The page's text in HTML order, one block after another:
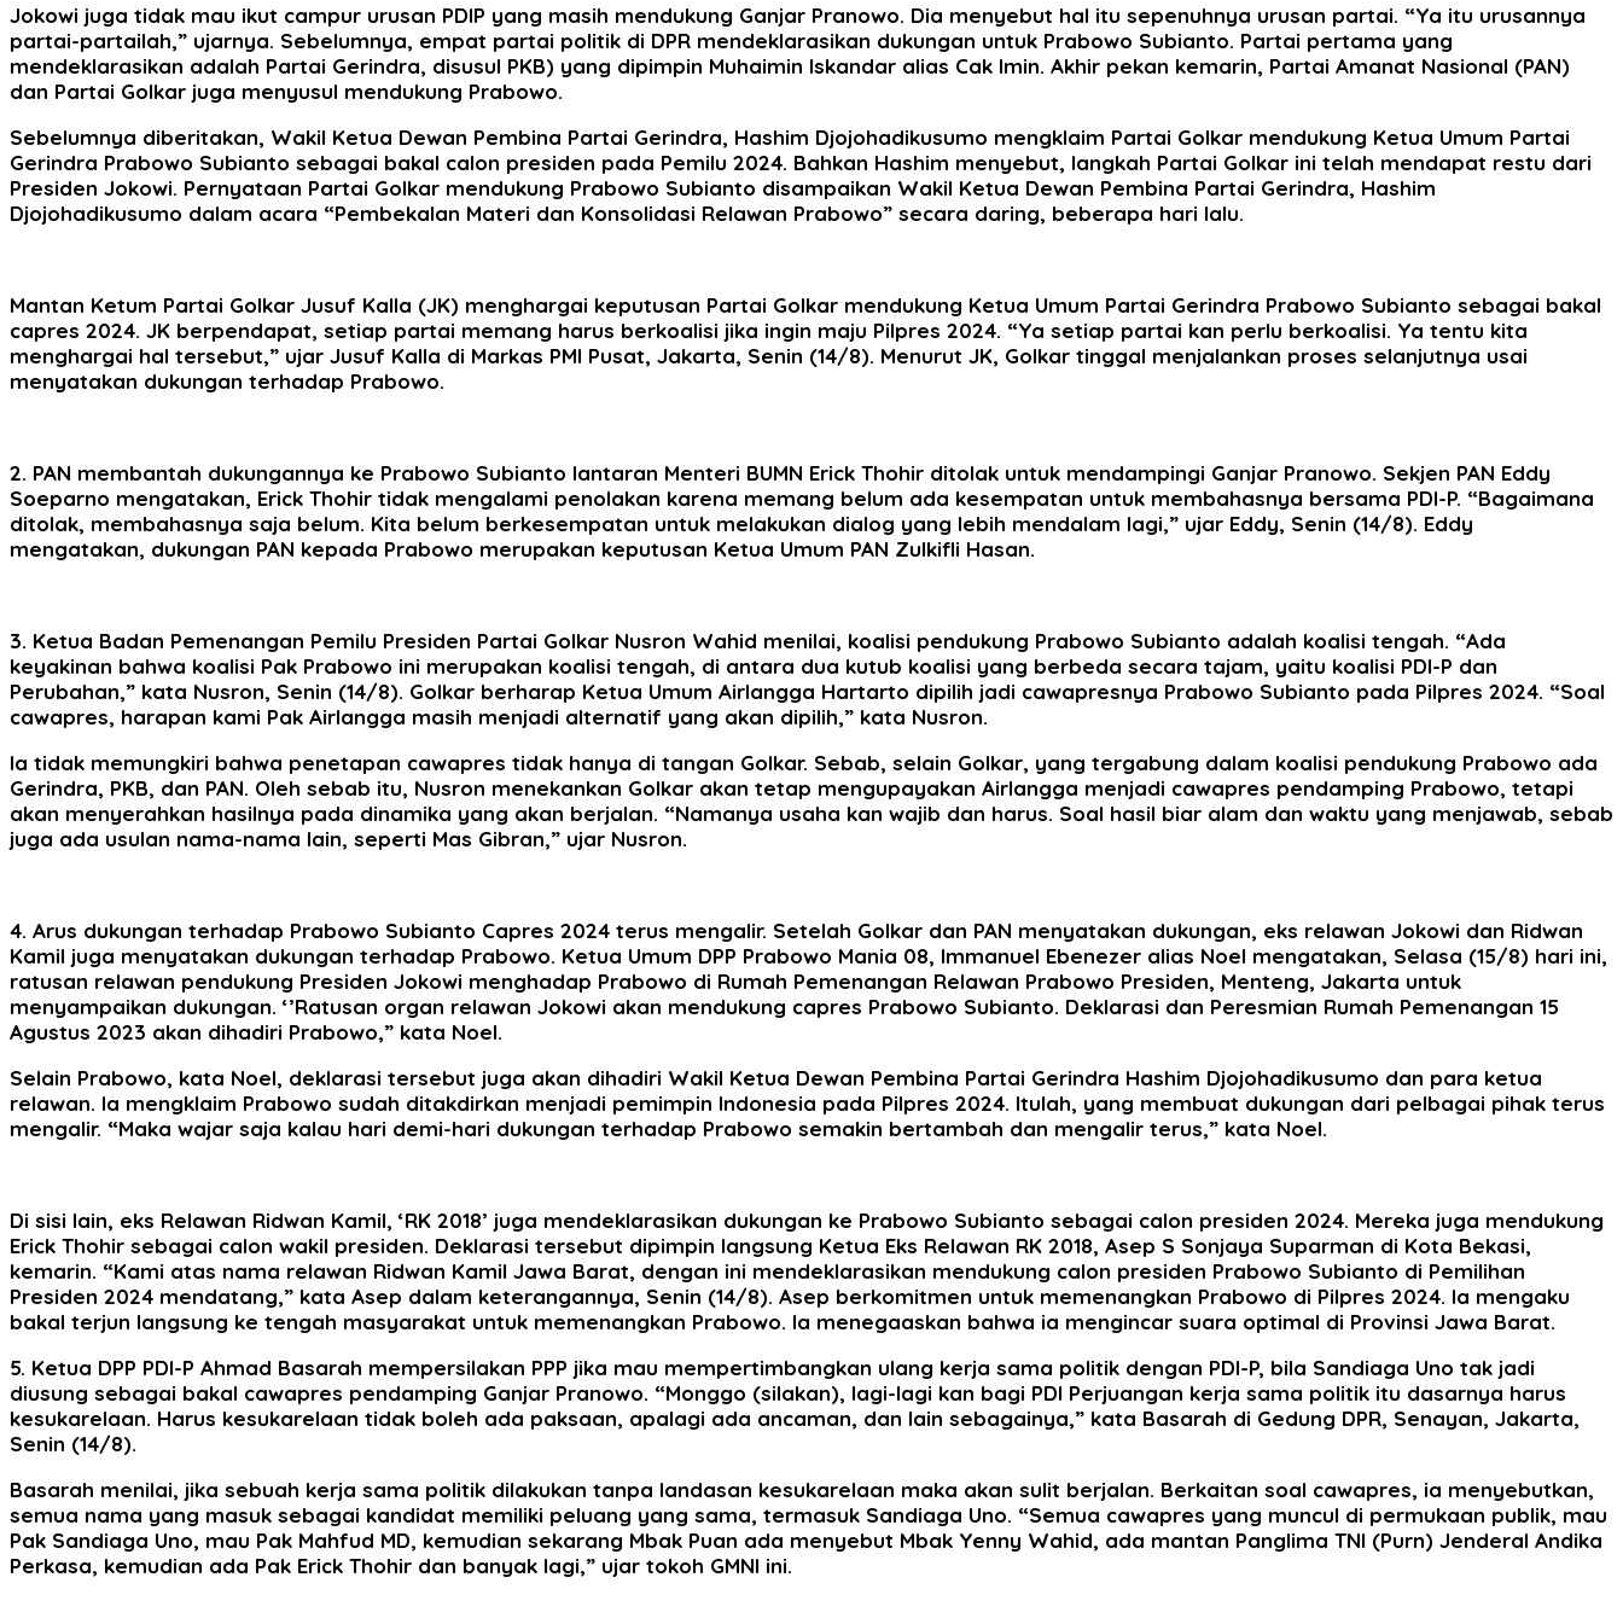
Jokowi juga tidak mau ikut campur urusan PDIP yang masih mendukung Ganjar Pranowo. Dia menyebut hal itu sepenuhnya urusan partai. “Ya itu urusannya
partai-partailah,” ujarnya. Sebelumnya, empat partai politik di DPR mendeklarasikan dukungan untuk Prabowo Subianto. Partai pertama yang
mendeklarasikan adalah Partai Gerindra, disusul PKB) yang dipimpin Muhaimin Iskandar alias Cak Imin. Akhir pekan kemarin, Partai Amanat Nasional (PAN)
dan Partai Golkar juga menyusul mendukung Prabowo.
Sebelumnya diberitakan, Wakil Ketua Dewan Pembina Partai Gerindra, Hashim Djojohadikusumo mengklaim Partai Golkar mendukung Ketua Umum Partai
Gerindra Prabowo Subianto sebagai bakal calon presiden pada Pemilu 2024. Bahkan Hashim menyebut, langkah Partai Golkar ini telah mendapat restu dari
Presiden Jokowi. Pernyataan Partai Golkar mendukung Prabowo Subianto disampaikan Wakil Ketua Dewan Pembina Partai Gerindra, Hashim
Djojohadikusumo dalam acara “Pembekalan Materi dan Konsolidasi Relawan Prabowo” secara daring, beberapa hari lalu.
Mantan Ketum Partai Golkar Jusuf Kalla (JK) menghargai keputusan Partai Golkar mendukung Ketua Umum Partai Gerindra Prabowo Subianto sebagai bakal
capres 2024. JK berpendapat, setiap partai memang harus berkoalisi jika ingin maju Pilpres 2024. “Ya setiap partai kan perlu berkoalisi. Ya tentu kita
menghargai hal tersebut,” ujar Jusuf Kalla di Markas PMI Pusat, Jakarta, Senin (14/8). Menurut JK, Golkar tinggal menjalankan proses selanjutnya usai
menyatakan dukungan terhadap Prabowo.
2. PAN membantah dukungannya ke Prabowo Subianto lantaran Menteri BUMN Erick Thohir ditolak untuk mendampingi Ganjar Pranowo. Sekjen PAN Eddy
Soeparno mengatakan, Erick Thohir tidak mengalami penolakan karena memang belum ada kesempatan untuk membahasnya bersama PDI-P. “Bagaimana
ditolak, membahasnya saja belum. Kita belum berkesempatan untuk melakukan dialog yang lebih mendalam lagi,” ujar Eddy, Senin (14/8). Eddy
mengatakan, dukungan PAN kepada Prabowo merupakan keputusan Ketua Umum PAN Zulkifli Hasan.
3. Ketua Badan Pemenangan Pemilu Presiden Partai Golkar Nusron Wahid menilai, koalisi pendukung Prabowo Subianto adalah koalisi tengah. “Ada
keyakinan bahwa koalisi Pak Prabowo ini merupakan koalisi tengah, di antara dua kutub koalisi yang berbeda secara tajam, yaitu koalisi PDI-P dan
Perubahan,” kata Nusron, Senin (14/8). Golkar berharap Ketua Umum Airlangga Hartarto dipilih jadi cawapresnya Prabowo Subianto pada Pilpres 2024. “Soal
cawapres, harapan kami Pak Airlangga masih menjadi alternatif yang akan dipilih,” kata Nusron.
Ia tidak memungkiri bahwa penetapan cawapres tidak hanya di tangan Golkar. Sebab, selain Golkar, yang tergabung dalam koalisi pendukung Prabowo ada
Gerindra, PKB, dan PAN. Oleh sebab itu, Nusron menekankan Golkar akan tetap mengupayakan Airlangga menjadi cawapres pendamping Prabowo, tetapi
akan menyerahkan hasilnya pada dinamika yang akan berjalan. “Namanya usaha kan wajib dan harus. Soal hasil biar alam dan waktu yang menjawab, sebab
juga ada usulan nama-nama lain, seperti Mas Gibran,” ujar Nusron.
4. Arus dukungan terhadap Prabowo Subianto Capres 2024 terus mengalir. Setelah Golkar dan PAN menyatakan dukungan, eks relawan Jokowi dan Ridwan
Kamil juga menyatakan dukungan terhadap Prabowo. Ketua Umum DPP Prabowo Mania 08, Immanuel Ebenezer alias Noel mengatakan, Selasa (15/8) hari ini,
ratusan relawan pendukung Presiden Jokowi menghadap Prabowo di Rumah Pemenangan Relawan Prabowo Presiden, Menteng, Jakarta untuk
menyampaikan dukungan. ‘’Ratusan organ relawan Jokowi akan mendukung capres Prabowo Subianto. Deklarasi dan Peresmian Rumah Pemenangan 15
Agustus 2023 akan dihadiri Prabowo,” kata Noel.
Selain Prabowo, kata Noel, deklarasi tersebut juga akan dihadiri Wakil Ketua Dewan Pembina Partai Gerindra Hashim Djojohadikusumo dan para ketua
relawan. Ia mengklaim Prabowo sudah ditakdirkan menjadi pemimpin Indonesia pada Pilpres 2024. Itulah, yang membuat dukungan dari pelbagai pihak terus
mengalir. “Maka wajar saja kalau hari demi-hari dukungan terhadap Prabowo semakin bertambah dan mengalir terus,” kata Noel.
Di sisi lain, eks Relawan Ridwan Kamil, ‘RK 2018’ juga mendeklarasikan dukungan ke Prabowo Subianto sebagai calon presiden 2024. Mereka juga mendukung
Erick Thohir sebagai calon wakil presiden. Deklarasi tersebut dipimpin langsung Ketua Eks Relawan RK 2018, Asep S Sonjaya Suparman di Kota Bekasi,
kemarin. “Kami atas nama relawan Ridwan Kamil Jawa Barat, dengan ini mendeklarasikan mendukung calon presiden Prabowo Subianto di Pemilihan
Presiden 2024 mendatang,” kata Asep dalam keterangannya, Senin (14/8). Asep berkomitmen untuk memenangkan Prabowo di Pilpres 2024. Ia mengaku
bakal terjun langsung ke tengah masyarakat untuk memenangkan Prabowo. Ia menegaaskan bahwa ia mengincar suara optimal di Provinsi Jawa Barat.
5. Ketua DPP PDI-P Ahmad Basarah mempersilakan PPP jika mau mempertimbangkan ulang kerja sama politik dengan PDI-P, bila Sandiaga Uno tak jadi
diusung sebagai bakal cawapres pendamping Ganjar Pranowo. “Monggo (silakan), lagi-lagi kan bagi PDI Perjuangan kerja sama politik itu dasarnya harus
kesukarelaan. Harus kesukarelaan tidak boleh ada paksaan, apalagi ada ancaman, dan lain sebagainya,” kata Basarah di Gedung DPR, Senayan, Jakarta,
Senin (14/8).
Basarah menilai, jika sebuah kerja sama politik dilakukan tanpa landasan kesukarelaan maka akan sulit berjalan. Berkaitan soal cawapres, ia menyebutkan,
semua nama yang masuk sebagai kandidat memiliki peluang yang sama, termasuk Sandiaga Uno. “Semua cawapres yang muncul di permukaan publik, mau
Pak Sandiaga Uno, mau Pak Mahfud MD, kemudian sekarang Mbak Puan ada menyebut Mbak Yenny Wahid, ada mantan Panglima TNI (Purn) Jenderal Andika
Perkasa, kemudian ada Pak Erick Thohir dan banyak lagi,” ujar tokoh GMNI ini.